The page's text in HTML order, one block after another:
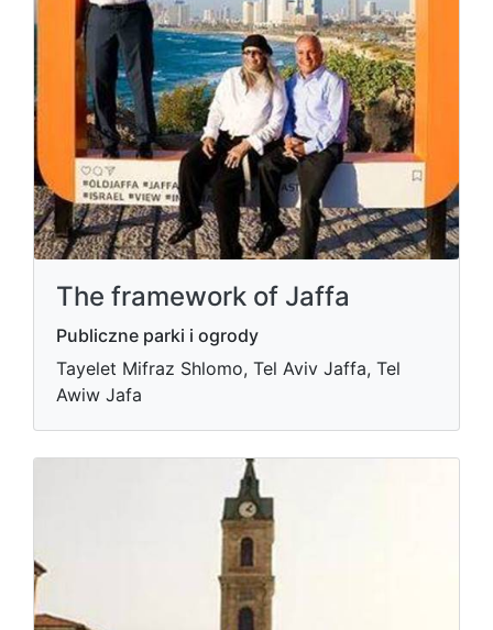
The framework of Jaffa
Publiczne parki i ogrody
Tayelet Mifraz Shlomo, Tel Aviv Jaffa, Tel
Awiw Jafa